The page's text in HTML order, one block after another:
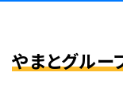
やまとグルー